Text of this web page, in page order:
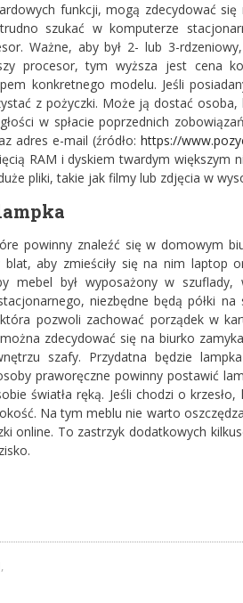
funkcji, mogą zdecydować
szukać w komputerze
Ważne, aby był 2- lub 3-
procesor, tym wyższa jest cena
konkretnego modelu. Jeśli
z pożyczki. Może ją dostać
w spłacie poprzednich
adres e-mail (źródło: https://
RAM i dyskiem twardym większym
pliki, takie jak filmy lub zdjęcia w
powinny znaleźć się w domowym
aby zmieściły się na nim laptop
mebel był wyposażony w
niezbędne będą półki
pozwoli zachować porządek w
zdecydować się na biurko
szafy. Przydatna będzie
praworęczne powinny postawić
światła ręką. Jeśli chodzi o
Na tym meblu nie warto
online. To zastrzyk dodatkowych
,